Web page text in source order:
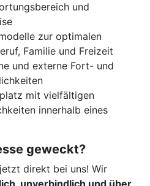
und
zur optimalen
Familie und Freizeit
und externe Fort- und
mit vielfältigen
innerhalb eines
geweckt?
direkt bei uns! Wir
unverbindlich und über